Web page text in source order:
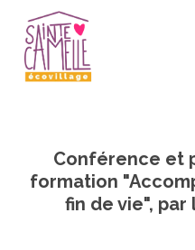
main
content
Conférence et
formation
fin de vie", par